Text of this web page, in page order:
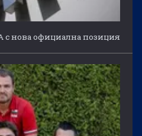
нова официална позиция